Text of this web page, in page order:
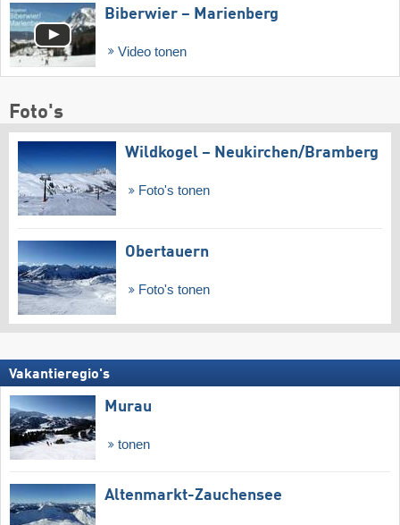
Biberwier – Marienberg
Video tonen
Foto's
Wildkogel – Neukirchen/​Bramberg
Foto's tonen
Obertauern
Foto's tonen
Vakantieregio's
Murau
tonen
Altenmarkt-Zauchensee